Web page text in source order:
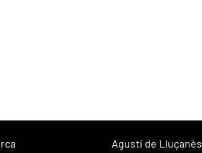
Agustí de Lluçanès